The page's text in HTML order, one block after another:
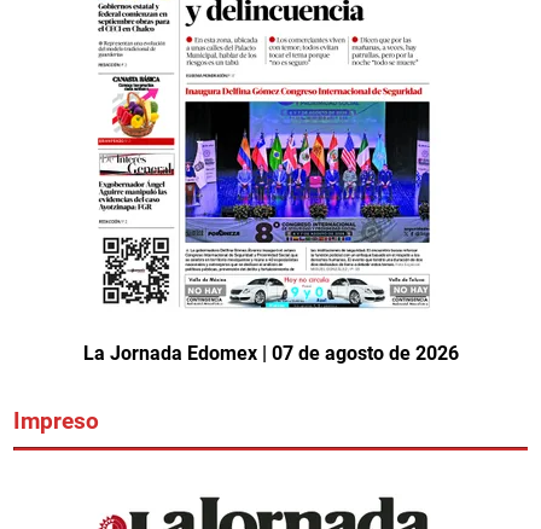
La Jornada Edomex | 07 de agosto de 2026
Impreso